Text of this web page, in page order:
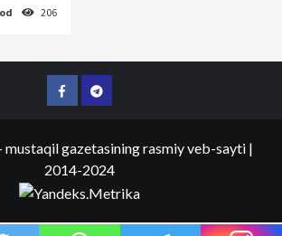
206
FacebookTelegram
mustaqil gazetasining rasmiy veb-sayti |
2014-2024